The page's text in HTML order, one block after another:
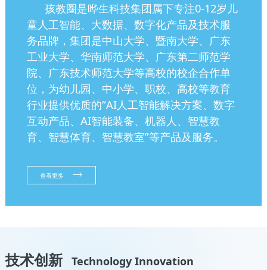
孩教圈是晔生科技集团属下专注0-12岁儿
童人工智能、大数据、数字化产品及技术服
务品牌，集团是中山大学、暨南大学、广东
工业大学、华南师范大学、广东第二师范学
院、广东技术师范大学等高校的校企合作单
位，为幼儿园、中小学、职校、高校等教育
行业提供优质的“AI人工智能解决方案、数字
互动产品、AI智能装备、机器人、智慧教
育、智慧体育、智慧教室”等产品及服务。
查看更多
技术创新 Technology Innovation